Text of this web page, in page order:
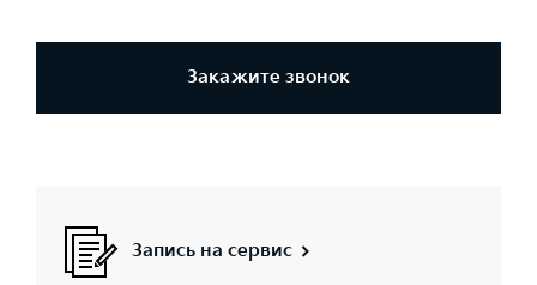
Закажите звонок
Запись на сервис